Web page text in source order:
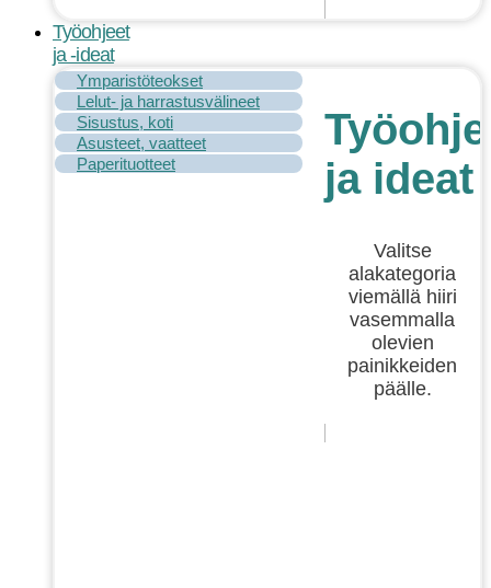
Työohjeet
ja -ideat
Ymparistöteokset
Lelut- ja harrastusvälineet
Sisustus, koti
Asusteet, vaatteet
Paperituotteet
ja ideat
Valitse
alakategoria
viemällä hiiri
vasemmalla
olevien
painikkeiden
päälle.